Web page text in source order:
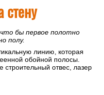
стену
бы первое полотно
полу.
линию, которая
обойной полосы.
строительный отвес, лазер